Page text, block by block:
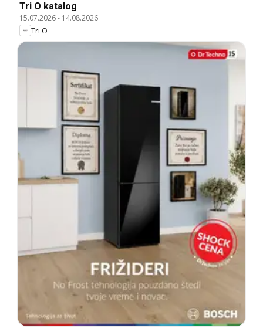
Tri O katalog
15.07.2026- 14.08.2026
Tri O